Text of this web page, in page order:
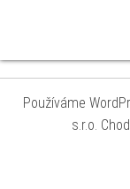
Používáme
s.r.o.